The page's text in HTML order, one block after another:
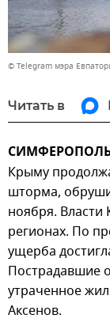
© Telegram мэра
Читать в
Крыму
шторма,
ноября.
регионах. По
ущерба
Пострадавшие
утраченное
Аксенов.